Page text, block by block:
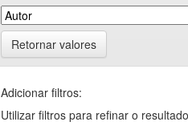
Retornar valores
Adicionar filtros:
Utilizar filtros para refinar o